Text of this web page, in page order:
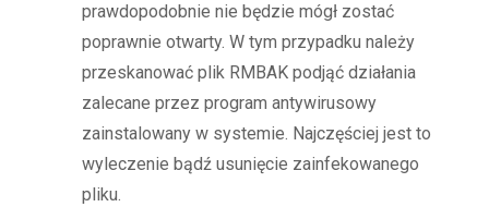
prawdopodobnie nie będzie mógł zostać
poprawnie otwarty. W tym przypadku należy
przeskanować plik RMBAK podjąć działania
zalecane przez program antywirusowy
zainstalowany w systemie. Najczęściej jest to
wyleczenie bądź usunięcie zainfekowanego
pliku.